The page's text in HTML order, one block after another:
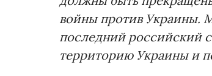
войны против Украины.
последний российский
территорию Украины и